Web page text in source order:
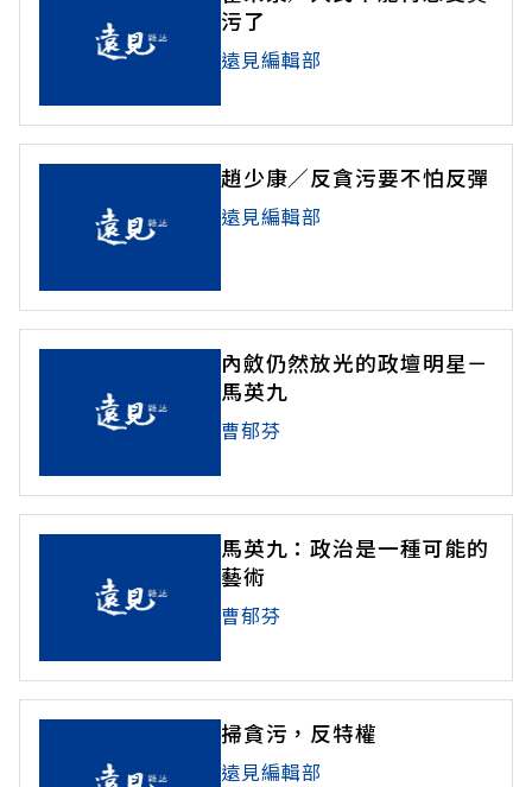
污了
遠見編輯部
趙少康／反貪污要不怕反彈
遠見編輯部
內斂仍然放光的政壇明星－
馬英九
曹郁芬
馬英九：政治是一種可能的
藝術
曹郁芬
掃貪污，反特權
遠見編輯部